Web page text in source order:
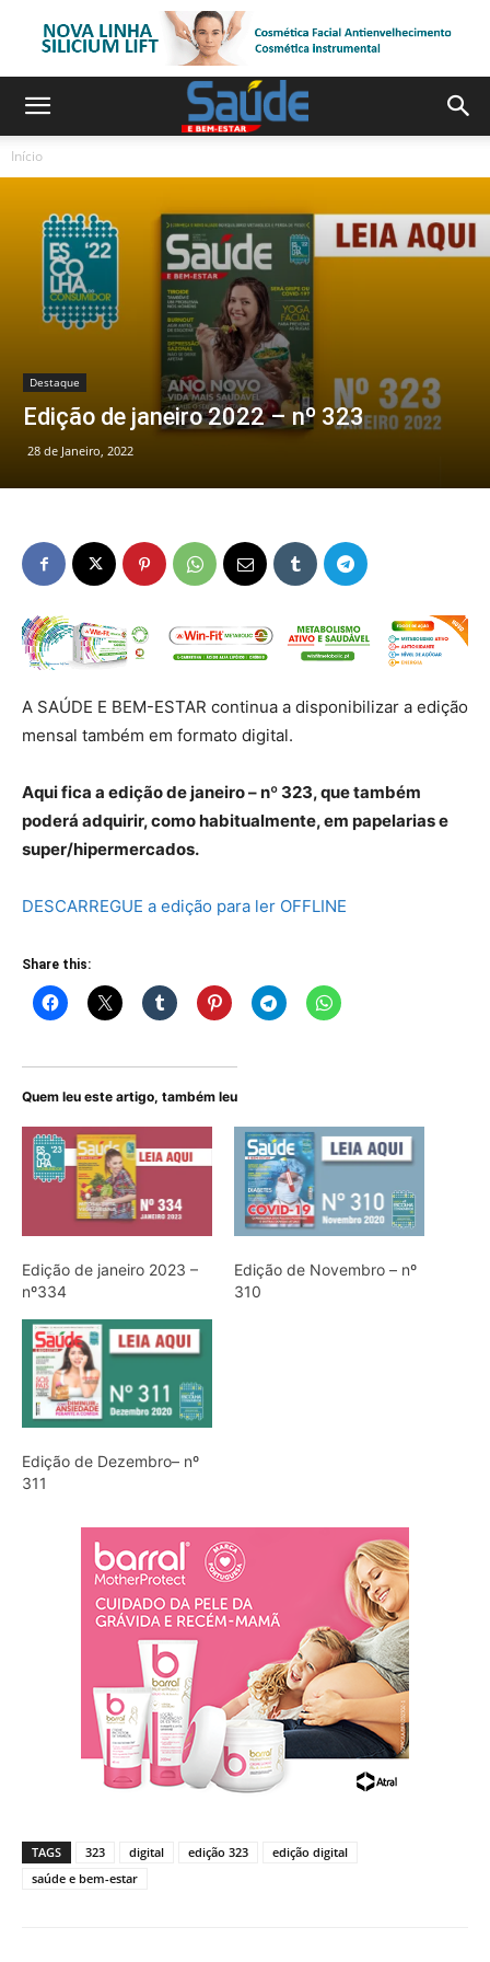
Início
Destaque
Edição de janeiro 2022 – nº 323
28 de Janeiro, 2022
A SAÚDE E BEM-ESTAR continua a disponibilizar a edição
mensal também em formato digital.
Aqui fica a edição de janeiro – nº 323, que também
poderá adquirir, como habitualmente, em papelarias e
super/hipermercados.
DESCARREGUE a edição para ler OFFLINE
Share this:
Quem leu este artigo, também leu
Edição de janeiro 2023 –
nº334
Edição de Novembro – nº
310
Edição de Dezembro– nº
311
TAGS 323 digital edição 323
edição digital
saúde e bem-estar